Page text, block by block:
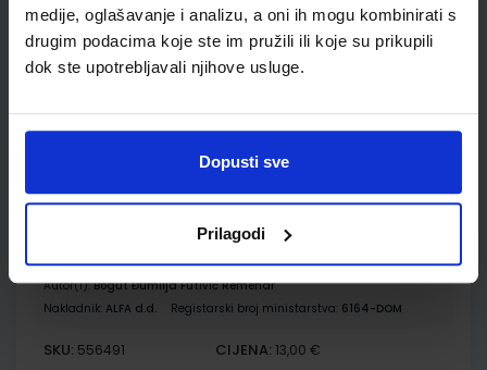
medije, oglašavanje i analizu, a oni ih mogu kombinirati s
drugim podacima koje ste im pružili ili koje su prikupili
dok ste upotrebljavali njihove usluge.
Dopusti sve
Prilagodi
Autor(i):Bogut Đumlija Futivić Remenar
Nakladnik:
ALFA d.d. Registarski broj ministarstva:
SKU:556330 CIJENA:21,00 €
ŠIFRA OMOTA:
BIOLOGIJA 1; radna bilježnica iz biologije za prvi razred
Autor(i):Bogut Đumlija Futivić Remenar
Nakladnik: ALFA d.d. Registarski broj ministarstva: 6164-DOM
SKU: 556491 CIJENA: 13,00 €